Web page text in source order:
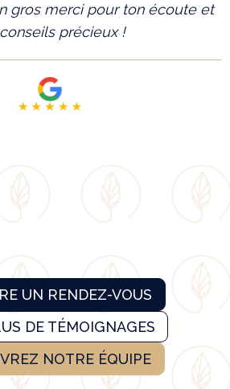
gros merci pour ton écoute et
précieux !
UN RENDEZ-VOUS
DE TÉMOIGNAGES
NOTRE ÉQUIPE